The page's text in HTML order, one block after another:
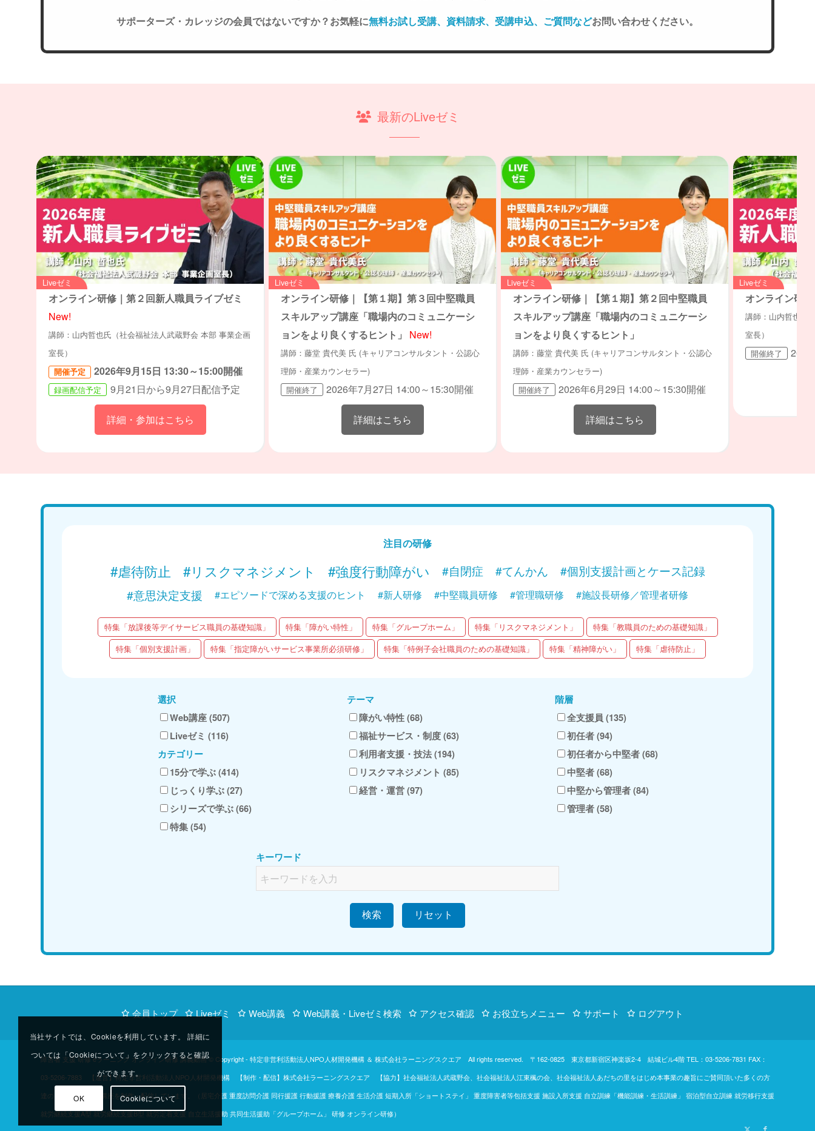
サポーターズ・カレッジの会員ではないですか？お気軽に無料お試し受講、資料請求、受講申込、ご質問などお問い合わせください。
最新のLiveゼミ
Liveゼミ
オンライン研修｜第２回新人職員ライブゼミ
New!
講師：山内哲也氏（社会福祉法人武蔵野会 本部 事業企画
室長）
開催予定 2026年9月15日 13:30～15:00開催
録画配信予定 9月21日から9月27日配信予定
詳細・参加はこちら
Liveゼミ
オンライン研修｜【第１期】第３回中堅職員
スキルアップ講座「職場内のコミュニケーシ
ョンをより良くするヒント」
New!
講師：藤堂 貴代美 氏 (キャリアコンサルタント・公認心
理師・産業カウンセラー)
開催終了
2026年7月27日 14:00～15:30開催
詳細はこちら
Liveゼミ
オンライン研修｜【第１期】第２回中堅職員
スキルアップ講座「職場内のコミュニケーシ
ョンをより良くするヒント」
講師：藤堂 貴代美 氏 (キャリアコンサルタント・公認心
理師・産業カウンセラー)
開催終了
2026年6月29日 14:00～15:30開催
詳細はこちら
Liveゼミ
オンライン研
講師：山内哲也氏
室長）
開催終了
注目の研修
#虐待防止 #リスクマネジメント #強度行動障がい #自閉症 #てんかん
#個別支援計画とケース記録
#意思決定支援
#エピソードで深める支援のヒント #新人研修 #中堅職員研修 #管理職研修 #施設長研修／管理者研修
特集「放課後等デイサービス職員の基礎知識」 特集「障がい特性」 特集「グループホーム」 特集「リスクマネジメント」
特集「教職員のための基礎知識」
特集「個別支援計画」
特集「指定障がいサービス事業所必須研修」 特集「特例子会社職員のための基礎知識」 特集「精神障がい」 特集「虐待防止」
選択
Web講座 (507)
Liveゼミ (116)
カテゴリー
15分で学ぶ (414)
じっくり学ぶ (27)
シリーズで学ぶ (66)
特集 (54)
テーマ
障がい特性 (68)
福祉サービス・制度 (63)
利用者支援・技法 (194)
リスクマネジメント (85)
経営・運営 (97)
階層
全支援員 (135)
初任者 (94)
初任者から中堅者 (68)
中堅者 (68)
中堅から管理者 (84)
管理者 (58)
キーワード
検索
会員トップ Liveゼミ Web講義 Web講義・Liveゼミ検索 アクセス確認 お役立ちメニュー サポート ログアウト
障害者 支援 研修 eラーニング オンライン研修 講義動画 © Copyright - 特定非営利活動法人NPO人材開発機構 ＆ 株式会社ラーニングスクエア All rights reserved. 〒162-0825 東京都新宿区神楽坂2-4 結城ビル4階TEL：03-5206-7831 FAX：
03-5206-7883 【運営】特定非営利活動法人NPO人材開発機構 【制作・配信】株式会社ラーニングスクエア 【協力】社会福祉法人武蔵野会、社会福祉法人江東楓の会、社会福祉法人あだちの里をはじめ本事業の趣旨にご賛同頂いた多くの方
達のご協力のもと、講座を制作・配信しています。（居宅介護 重度訪問介護 同行援護 行動援護 療養介護 生活介護 短期入所「ショートステイ」 重度障害者等包括支援 施設入所支援 自立訓練「機能訓練・生活訓練」 宿泊型自立訓練 就労移行支援
就労継続支援A型 就労継続支援B型 就労定着支援 自立生活援助 共同生活援助「グループホーム」 研修 オンライン研修）
当社サイトでは、Cookieを利用しています。 詳細に
ついては「Cookieについて」をクリックすると確認
ができます。
OK Cookieについて